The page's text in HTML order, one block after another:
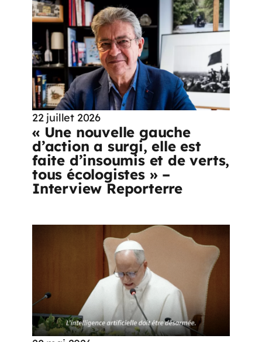
22 juillet 2026
« Une nouvelle gauche
d’action a surgi, elle est
faite d’insoumis et de verts,
tous écologistes » –
Interview Reporterre